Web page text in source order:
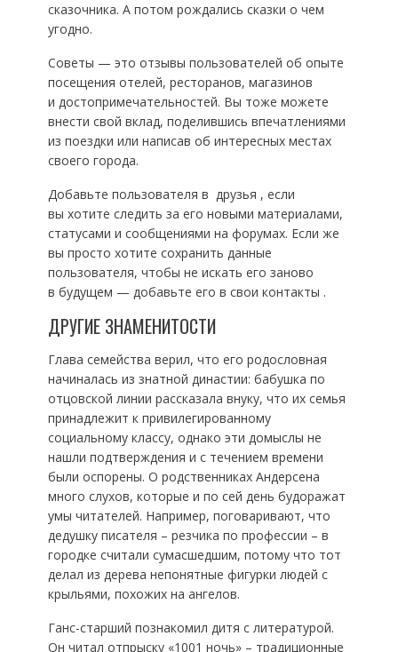
сказочника. А потом рождались сказки о чем
угодно.
Советы — это отзывы пользователей об опыте
посещения отелей, ресторанов, магазинов
и достопримечательностей. Вы тоже можете
внести свой вклад, поделившись впечатлениями
из поездки или написав об интересных местах
своего города.
Добавьте пользователя в друзья , если
вы хотите следить за его новыми материалами,
статусами и сообщениями на форумах. Если же
вы просто хотите сохранить данные
пользователя, чтобы не искать его заново
в будущем — добавьте его в свои контакты .
ДРУГИЕ ЗНАМЕНИТОСТИ
Глава семейства верил, что его родословная
начиналась из знатной династии: бабушка по
отцовской линии рассказала внуку, что их семья
принадлежит к привилегированному
социальному классу, однако эти домыслы не
нашли подтверждения и с течением времени
были оспорены. О родственниках Андерсена
много слухов, которые и по сей день будоражат
умы читателей. Например, поговаривают, что
дедушку писателя – резчика по профессии – в
городке считали сумасшедшим, потому что тот
делал из дерева непонятные фигурки людей с
крыльями, похожих на ангелов.
Ганс-старший познакомил дитя с литературой.
Он читал отпрыску «1001 ночь» – традиционные